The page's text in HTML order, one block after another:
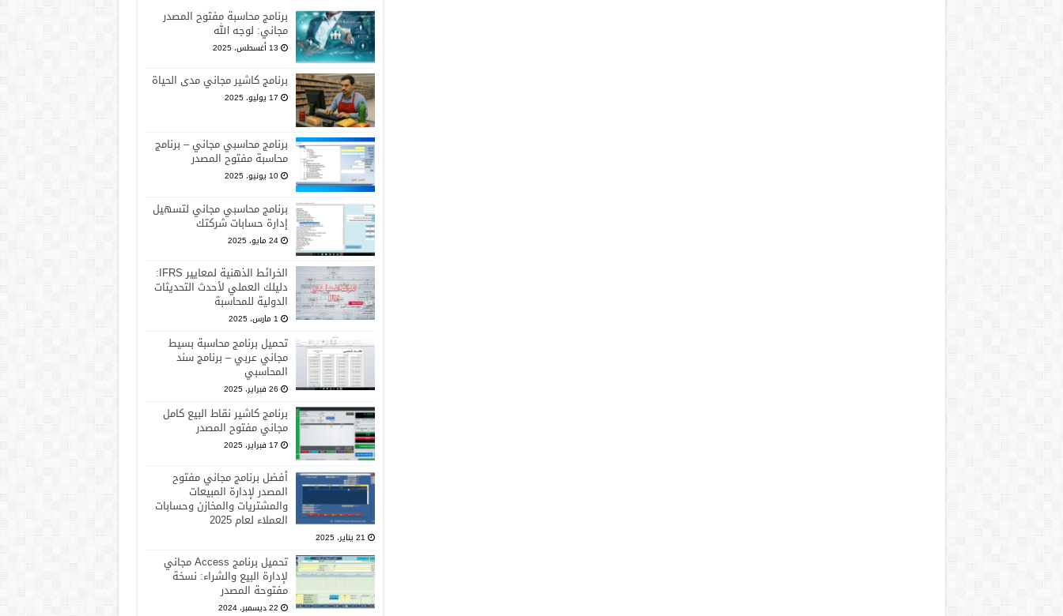
برنامج محاسبة مفتوح المصدر
مجاني: لوجه الله
13 أغسطس، 2025
برنامج كاشير مجاني مدى الحياة
17 يوليو، 2025
برنامج محاسبي مجاني – برنامج
محاسبة مفتوح المصدر
10 يونيو، 2025
برنامج محاسبي مجاني لتسهيل
إدارة حسابات شركتك
24 مايو، 2025
الخرائط الذهنية لمعايير IFRS:
دليلك العملي لأحدث التحديثات
الدولية للمحاسبة
1 مارس، 2025
تحميل برنامج محاسبة بسيط
مجاني عربي – برنامج سند
المحاسبي
26 فبراير، 2025
برنامج كاشير نقاط البيع كامل
مجاني مفتوح المصدر
17 فبراير، 2025
أفضل برنامج مجاني مفتوح
المصدر لإدارة المبيعات
والمشتريات والمخازن وحسابات
العملاء لعام 2025
21 يناير، 2025
تحميل برنامج Access مجاني
لإدارة البيع والشراء: نسخة
مفتوحة المصدر
22 ديسمبر، 2024